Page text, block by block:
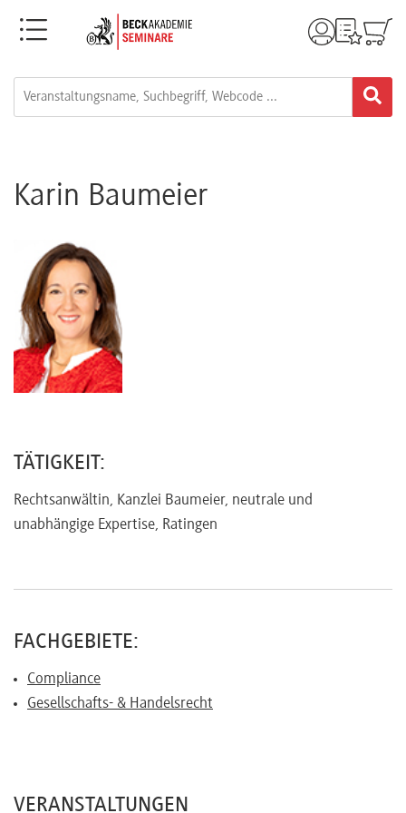
Menü
Webinare
e-
Learnings
Kontakt
uns
Preisvorteile
Karin Baumeier
TÄTIGKEIT:
Rechtsanwältin, Kanzlei Baumeier, neutrale und
unabhängige Expertise, Ratingen
FACHGEBIETE:
Compliance
Gesellschafts- & Handelsrecht
VERANSTALTUNGEN